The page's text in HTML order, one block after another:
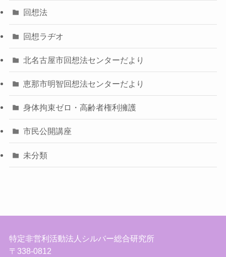
回想法
回想ラヂオ
北名古屋市回想法センターだより
恵那市明智回想法センターだより
身体拘束ゼロ・高齢者権利擁護
市民公開講座
未分類
特定非営利活動法人シルバー総合研究所
〒338-0812